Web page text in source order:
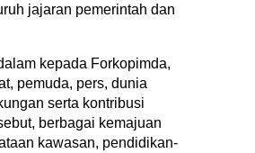
jajaran pemerintah dan
kepada Forkopimda,
pemuda, pers, dunia
serta kontribusi
berbagai kemajuan
kawasan, pendidikan-